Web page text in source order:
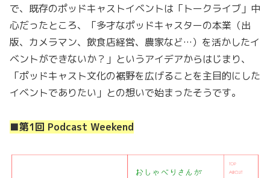
で、既存のポッドキャストイベントは「トークライブ」中
心だったところ、「多才なポッドキャスターの本業（出
版、カメラマン、飲食店経営、農家など…）を活かしたイ
ベントができないか？」というアイデアからはじまり、
「ポッドキャスト文化の裾野を広げることを主目的にした
イベントでありたい」との想いで始まったそうです。
■第1回 Podcast Weekend